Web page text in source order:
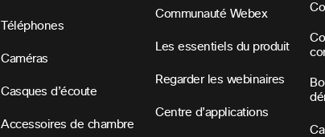
Téléphones
Caméras
Casques d’écoute
Accessoires de chambre
Communauté Webex
Les essentiels du produit
Regarder les webinaires
Centre d’applications